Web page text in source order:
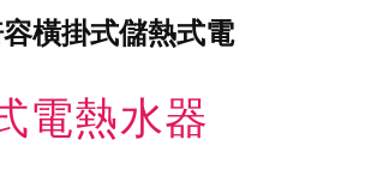
橫掛式儲熱式電
電熱水器